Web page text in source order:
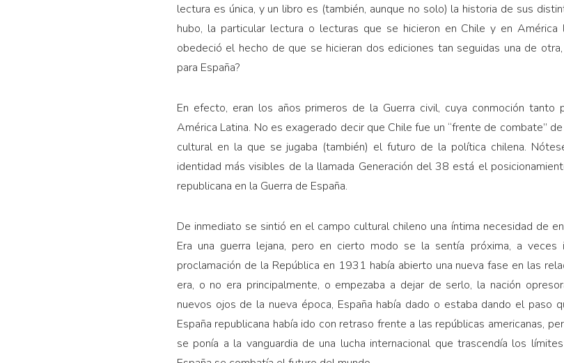
lectura es única, y un libro es (también, aunque no solo) la historia de sus
hubo, la particular lectura o lecturas que se hicieron en Chile y en América
obedeció el hecho de que se hicieran dos ediciones tan seguidas una de
para España?
En efecto, eran los años primeros de la Guerra civil, cuya conmoción tanto
América Latina. No es exagerado decir que Chile fue un “frente de combate”
cultural en la que se jugaba (también) el futuro de la política chilena.
identidad más visibles de la llamada Generación del 38 está el
republicana en la Guerra de España.
De inmediato se sintió en el campo cultural chileno una íntima necesidad de
Era una guerra lejana, pero en cierto modo se la sentía próxima, a
proclamación de la República en 1931 había abierto una nueva fase en las
era, o no era principalmente, o empezaba a dejar de serlo, la nación
nuevos ojos de la nueva época, España había dado o estaba dando el paso
España republicana había ido con retraso frente a las repúblicas americanas,
se ponía a la vanguardia de una lucha internacional que trascendía los